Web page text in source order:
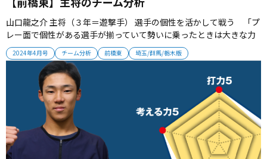
2024年4月号 チーム分析 前橋東 埼玉/群馬/栃木版
山口龍之介 主将（３年＝遊撃手） 選手の個性を活かして戦う 「プ
レー面で個性がある選手が揃っていて勢いに乗ったときは大きな力
を発揮するチームです。投手を中心とした守備からリズムを作って
攻撃へつなげていきます。思考自走野球を実践して、粘り強く戦っ
ていきたいと思います」...